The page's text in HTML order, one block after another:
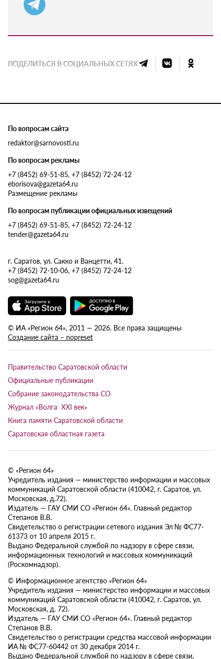
ПОДЕЛИТЬСЯ В СОЦИАЛЬНЫХ СЕТЯХ
По вопросам сайта
redaktor@sarnovosti.ru
По вопросам рекламы
+7 (8452) 69-51-85, +7 (8452) 72-24-12
eborisova@gazeta64.ru
Размещение рекламы
По вопросам публикации официальных извещений
+7 (8452) 69-51-85, +7 (8452) 72-24-12
tender@gazeta64.ru
г. Саратов, ул. Сакко и Ванцетти, 41.
+7 (8452) 72-10-06, +7 (8452) 72-24-12
sog@gazeta64.ru
© ИА «Регион 64», 2011 — 2026. Все права защищены
Создание сайта – nopreset
Правительство Саратовской области
Официальные публикации
Собрание законодательства СО
Журнал «Волга XXI век»
Книга памяти Саратовской области
Саратовская областная газета
© «Регион 64»
Учредитель издания — министерство информации и массовых
коммуникаций Саратовской области (410042, г. Саратов, ул.
Московская, д.72).
Издатель — ГАУ СМИ СО «Регион 64». Главный редактор
Степанов В.В.
Свидетельство о регистрации сетевого издания Эл № ФС77-
61373 от 10 апреля 2015 г.
Выдано Федеральной службой по надзору в сфере связи,
информационных технологий и массовых коммуникаций
(Роскомнадзор).
© Информационное агентство «Регион 64»
Учредитель издания — министерство информации и массовых
коммуникаций Саратовской области (410042, г. Саратов, ул.
Московская, д. 72).
Издатель — ГАУ СМИ СО «Регион 64». Главный редактор
Степанов В.В.
Свидетельство о регистрации средства массовой информации
ИА № ФС77-60442 от 30 декабря 2014 г.
Выдано Федеральной службой по надзору в сфере связи,